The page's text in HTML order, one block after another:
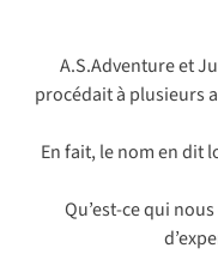
A.S.Adventure et
procédait à plusieurs
En fait, le nom en dit
Qu’est-ce qui